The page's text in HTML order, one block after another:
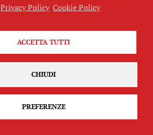
Privacy Policy Cookie Policy
ACCETTA TUTTI
CHIUDI
PREFERENZE